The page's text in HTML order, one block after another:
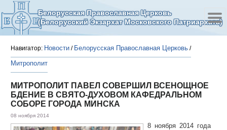
Белорусская Православная Церковь
(Белорусский Экзархат Московского Патриархата)
Навигатор: Новости / Белорусская Православная Церковь /
Митрополит
МИТРОПОЛИТ ПАВЕЛ СОВЕРШИЛ ВСЕНОЩНОЕ
БДЕНИЕ В СВЯТО-ДУХОВОМ КАФЕДРАЛЬНОМ
СОБОРЕ ГОРОДА МИНСКА
08 ноября 2014
8 ноября 2014 года